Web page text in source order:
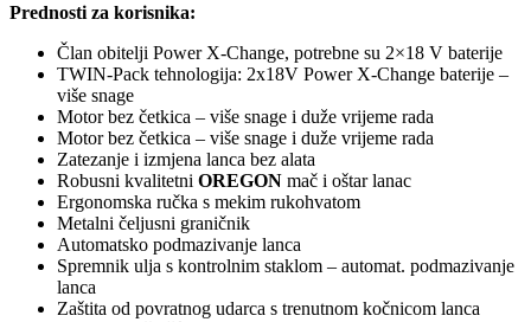
Prednosti za korisnika:
Član obitelji Power X-Change, potrebne su 2×18 V baterije
TWIN-Pack tehnologija: 2x18V Power X-Change baterije –
više snage
Motor bez četkica – više snage i duže vrijeme rada
Motor bez četkica – više snage i duže vrijeme rada
Zatezanje i izmjena lanca bez alata
Robusni kvalitetni OREGON mač i oštar lanac
Ergonomska ručka s mekim rukohvatom
Metalni čeljusni graničnik
Automatsko podmazivanje lanca
Spremnik ulja s kontrolnim staklom – automat. podmazivanje
lanca
Zaštita od povratnog udarca s trenutnom kočnicom lanca